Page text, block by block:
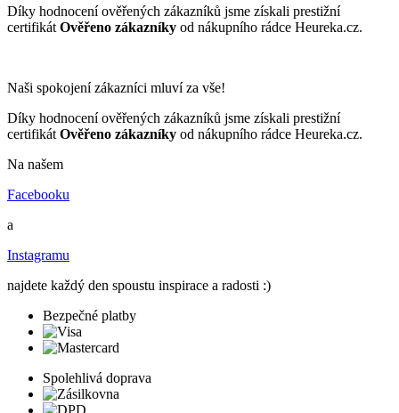
Díky hodnocení ověřených zákazníků jsme získali prestižní
certifikát Ověřeno zákazníky od nákupního rádce Heureka.cz.
Naši spokojení zákazníci mluví za vše!
Díky hodnocení ověřených zákazníků jsme získali prestižní
certifikát Ověřeno zákazníky od nákupního rádce Heureka.cz.
Na našem
Facebooku
a
Instagramu
najdete každý den spoustu inspirace a radosti :)
Bezpečné platby
Spolehlivá doprava